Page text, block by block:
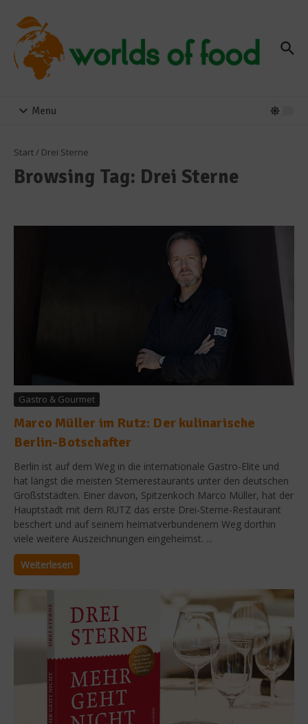
Menu
Start/ Drei Sterne
Browsing Tag: Drei Sterne
Gastro & Gourmet
Marco Müller im Rutz: Der kulinarische
Berlin-Botschafter
Berlin ist auf dem Weg in die internationale Gastro-Elite und
hat längst die meisten Sternerestaurants unter den deutschen
Großststädten. Einer davon, Spitzenkoch Marco Müller, hat der
Hauptstadt mit dem RUTZ das erste Drei-Sterne-Restaurant
beschert und auf seinem heimatverbundenem Weg dorthin
viele weitere Auszeichnungen eingeheimst. ...
Weiterlesen